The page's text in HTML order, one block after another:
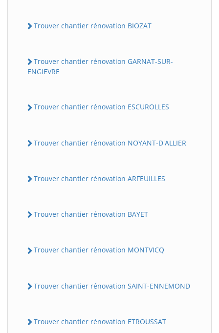
Trouver chantier rénovation BIOZAT
Trouver chantier rénovation GARNAT-SUR-
ENGIEVRE
Trouver chantier rénovation ESCUROLLES
Trouver chantier rénovation NOYANT-D'ALLIER
Trouver chantier rénovation ARFEUILLES
Trouver chantier rénovation BAYET
Trouver chantier rénovation MONTVICQ
Trouver chantier rénovation SAINT-ENNEMOND
Trouver chantier rénovation ETROUSSAT